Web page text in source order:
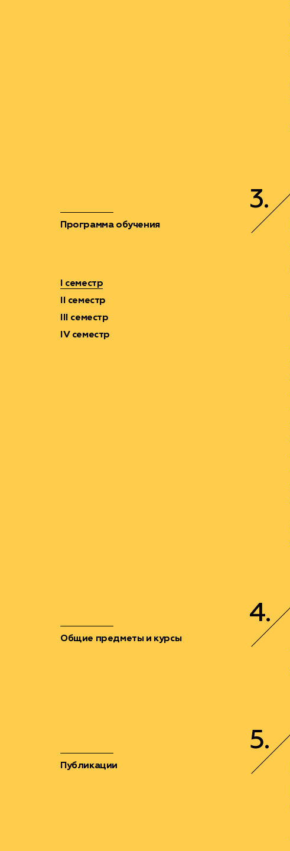
Программа обучения
I семестр
II семестр
III семестр
IV семестр
3.
Общие предметы и курсы
4.
Публикации
5.